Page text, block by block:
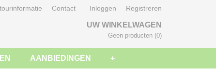
Contact Inloggen Registreren
UW WINKELWAGEN
Geen producten (0)
AANBIEDINGEN +